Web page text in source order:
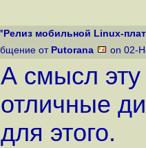
"Релиз мобильной Linux-
от Putorana on 02-
А смысл эту
отличные
для этого.